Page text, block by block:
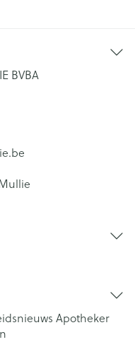
BVBA
Apotheker